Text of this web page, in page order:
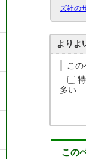
ズ社の
よりよ
この
多い
この